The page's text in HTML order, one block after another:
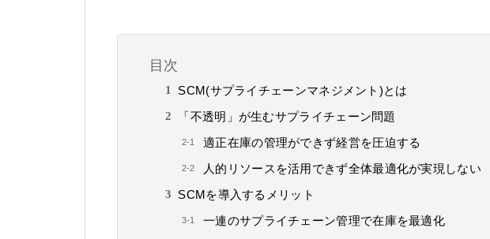
目次
SCM(サプライチェーンマネジメント)とは
「不透明」が生むサプライチェーン問題
適正在庫の管理ができず経営を圧迫する
人的リソースを活用できず全体最適化が実現しない
SCMを導入するメリット
一連のサプライチェーン管理で在庫を最適化